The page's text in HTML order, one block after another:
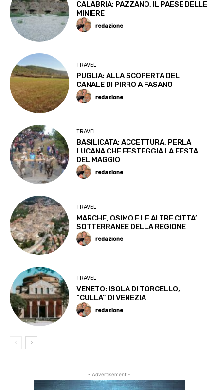
CALABRIA: PAZZANO, IL PAESE DELLE
MINIERE
redazione
TRAVEL
PUGLIA: ALLA SCOPERTA DEL
CANALE DI PIRRO A FASANO
redazione
TRAVEL
BASILICATA: ACCETTURA, PERLA
LUCANA CHE FESTEGGIA LA FESTA
DEL MAGGIO
redazione
TRAVEL
MARCHE, OSIMO E LE ALTRE CITTA’
SOTTERRANEE DELLA REGIONE
redazione
TRAVEL
VENETO: ISOLA DI TORCELLO,
“CULLA” DI VENEZIA
redazione
- Advertisement -